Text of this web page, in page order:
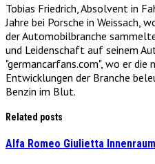
Tobias Friedrich, Absolvent in
Jahre bei Porsche in Weissach,
der Automobilbranche
und Leidenschaft auf seinem
"germancarfans.com", wo er die
Entwicklungen der Branche
Benzin im Blut.
Related posts
Alfa Romeo Giulietta Innenraum